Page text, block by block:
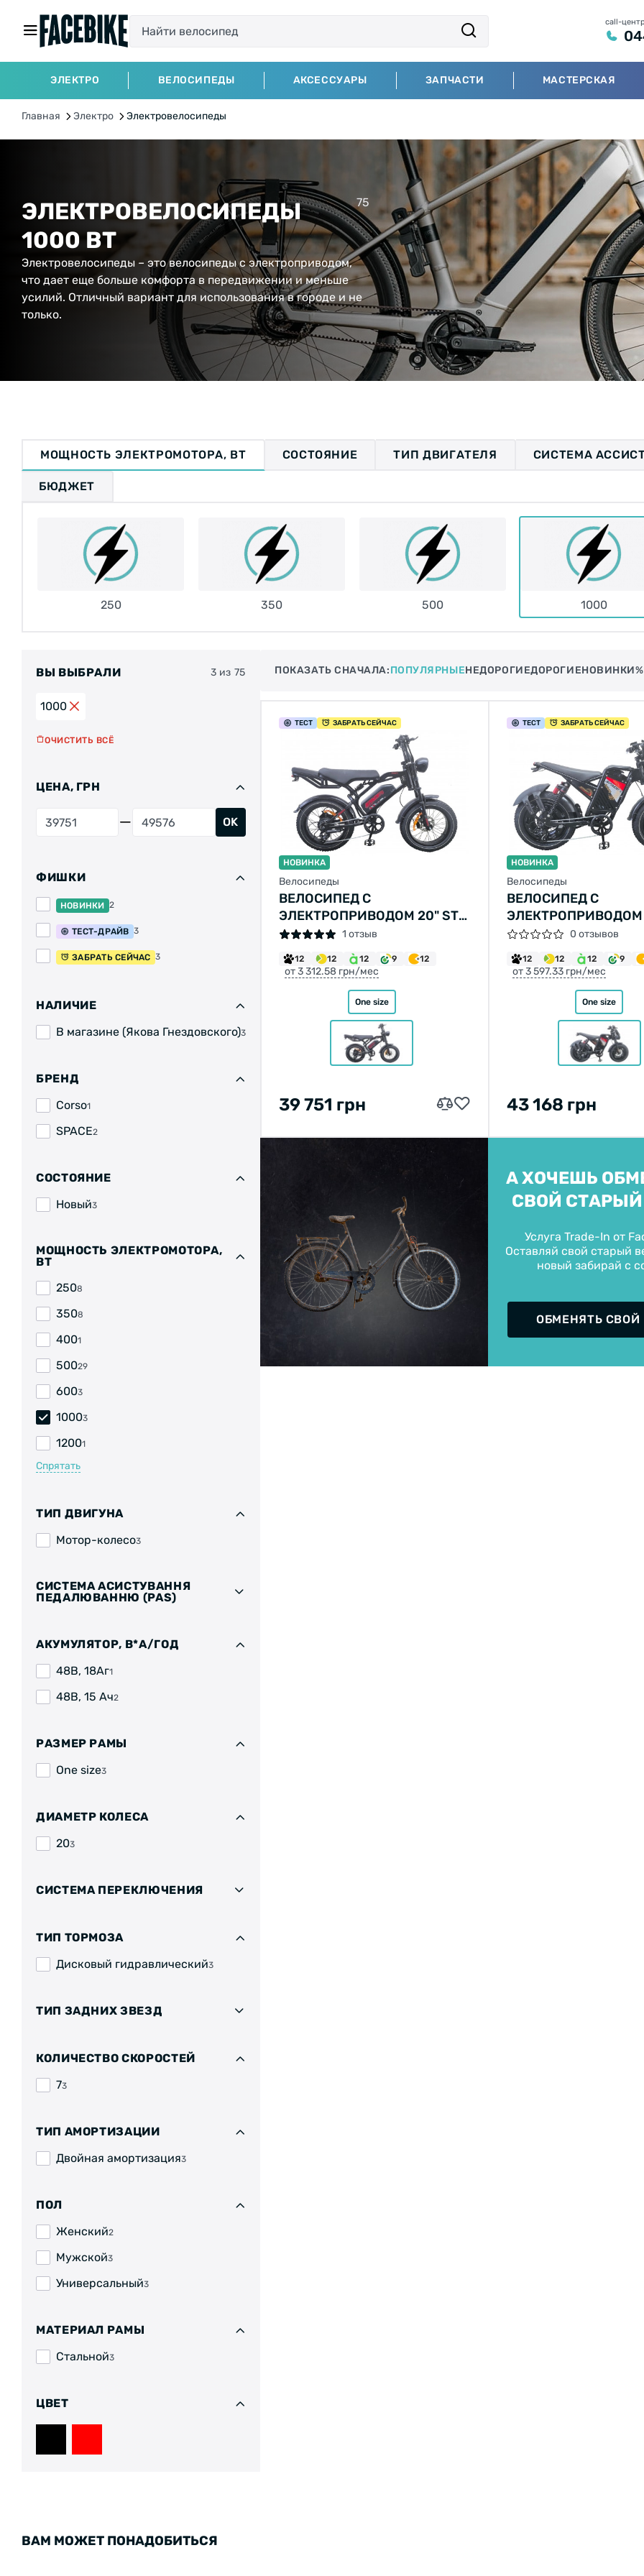
call-
ЭЛЕКТРО ВЕЛОСИПЕДЫ АКСЕССУАРЫ ЗАПЧАСТИ МАСТЕРСКАЯ
Главная Электро Электровелосипеды
ЭЛЕКТРОВЕЛОСИПЕДЫ
1000 ВТ
75
Электровелосипеды – это велосипеды с электроприводом,
что дает еще больше комфорта в передвижении и меньше
усилий. Отличный вариант для использования в городе и не
только.
МОЩНОСТЬ ЭЛЕКТРОМОТОРА, ВТ СОСТОЯНИЕ ТИП ДВИГАТЕЛЯ СИСТЕМА
БЮДЖЕТ
250 350 500 1000
ВЫ ВЫБРАЛИ 3 из 75
1000
ОЧИСТИТЬ ВСЁ
ЦЕНА, ГРН
OK
ФИШКИ
НОВИНКИ 2
ТЕСТ-ДРАЙВ 3
ЗАБРАТЬ СЕЙЧАС 3
НАЛИЧИЕ
В магазине (Якова Гнездовского)3
БРЕНД
Corso1
SPACE2
СОСТОЯНИЕ
Новый3
МОЩНОСТЬ ЭЛЕКТРОМОТОРА,
ВТ
2508
3508
4001
50029
6003
10003
12001
Спрятать
ТИП ДВИГУНА
Мотор-колесо3
СИСТЕМА АСИСТУВАННЯ
ПЕДАЛЮВАННЮ (PAS)
АКУМУЛЯТОР, В*А/ГОД
48В, 18Аг1
48В, 15 Ач2
РАЗМЕР РАМЫ
One size3
ДИАМЕТР КОЛЕСА
203
СИСТЕМА ПЕРЕКЛЮЧЕНИЯ
ТИП ТОРМОЗА
Дисковый гидравлический3
ТИП ЗАДНИХ ЗВЕЗД
КОЛИЧЕСТВО СКОРОСТЕЙ
73
ТИП АМОРТИЗАЦИИ
Двойная амортизация3
ПОЛ
Женский2
Мужской3
Универсальный3
МАТЕРИАЛ РАМЫ
Стальной3
ЦВЕТ
ПОКАЗАТЬ СНАЧАЛА:ПОПУЛЯРНЫЕНЕДОРОГИЕДОРОГИЕНОВИНКИ
ТЕСТ ЗАБРАТЬ СЕЙЧАС
НОВИНКА
Велосипеды
ВЕЛОСИПЕД С
ЭЛЕКТРОПРИВОДОМ 20" ST
SPACE POLARIS DD FR 48B
15А*Ч 1000ВТ ЧЕРНЫЙ 2026
1 отзыв
12 12 12 9 12
от 3 312.58 грн/мес
One size
39 751 грн
ТЕСТ ЗАБРАТЬ СЕЙЧАС
НОВИНКА
Велосипеды
ВЕЛОСИПЕД С
ЭЛЕКТРОПРИВОДОМ
SPACE GALAXY DD
15А*Ч 1000ВТ
0 отзывов
12 12 12 9
от 3 597.33 грн/мес
One size
43 168 грн
А ХОЧЕШЬ
СВОЙ СТАРЫЙ
Услуга Trade-In от
Оставляй свой старый
новый забирай с
ОБМЕНЯТЬ СВОЙ
ВАМ МОЖЕТ ПОНАДОБИТЬСЯ